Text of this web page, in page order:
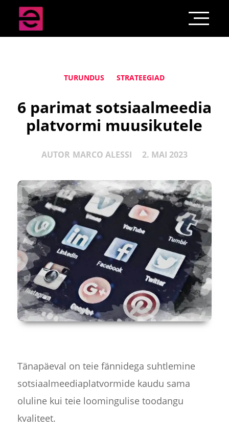
TURUNDUS STRATEEGIAD
6 parimat sotsiaalmeedia
platvormi muusikutele
AUTOR MARCO ALESSI 2. MAI 2023
Tänapäeval on teie fännidega suhtlemine
sotsiaalmeediaplatvormide kaudu sama
oluline kui teie loomingulise toodangu
kvaliteet.